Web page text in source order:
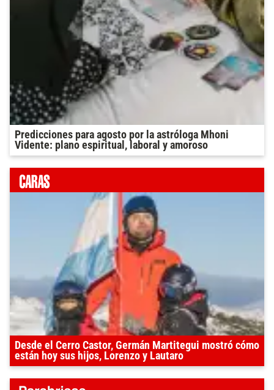
Predicciones para agosto por la astróloga Mhoni
Vidente: plano espiritual, laboral y amoroso
Desde el Cerro Castor, Germán Martitegui mostró cómo
están hoy sus hijos, Lorenzo y Lautaro